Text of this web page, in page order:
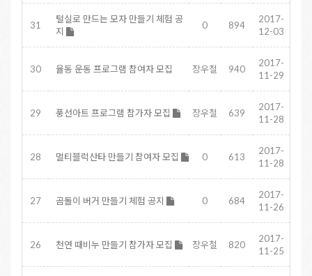
31
털실로 만드는 모자 만들기 체험 공
지
0 894
2017-
12-03
30 율동 운동 프로그램 참여자 모집 장우철 940
2017-
11-29
29 풍선아트 프로그램 참가자 모집 장우철 639
2017-
11-28
28 멀티블럭산타 만들기 참여자 모집 0 613
2017-
11-28
27 곰돌이 버거 만들기 체험 공지 0 684
2017-
11-26
26 천연 때비누 만들기 참가자 모집 장우철 820
2017-
11-25